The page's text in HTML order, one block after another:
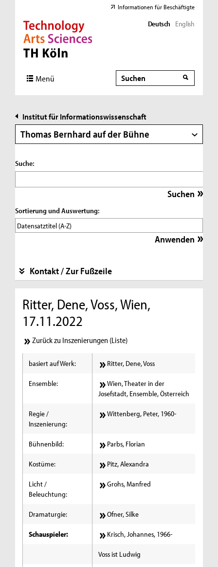
Direkt zur Hauptnavigation
Direkt zur Subnavigation
Direkt zum Inhalt
Direkt zum Fußbereich
Informationen für Beschäftigte
Deutsch English
Menü Suche
Suche
Institut für Informationswissenschaft
Thomas Bernhard auf der Bühne
Suche:
Sortierung und Auswertung:
Kontakt / Zur Fußzeile
Ritter, Dene, Voss, Wien,
17.11.2022
Zurück zu Inszenierungen (Liste)
basiert auf Werk: Ritter, Dene, Voss
Ensemble:
Wien, Theater in der
Josefstadt, Ensemble, Österreich
Regie /
Inszenierung:
Wittenberg, Peter, 1960-
Bühnenbild: Parbs, Florian
Kostüme: Pitz, Alexandra
Licht /
Beleuchtung:
Grohs, Manfred
Dramaturgie: Ofner, Silke
Schauspieler: Krisch, Johannes, 1966-
Voss ist Ludwig